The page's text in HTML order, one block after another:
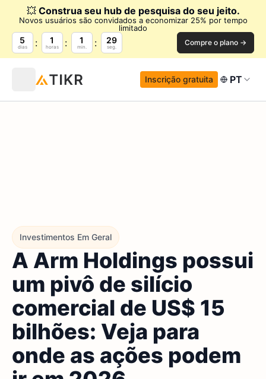
💥 Construa seu hub de pesquisa do seu jeito.
Novos usuários são convidados a economizar 25% por tempo
limitado
5
dias
1
horas
1
min.
28
seg. Compre o plano →
Inscrição gratuita PT
Investimentos Em Geral
A Arm Holdings possui
um pivô de silício
comercial de US$ 15
bilhões: Veja para
onde as ações podem